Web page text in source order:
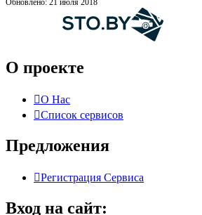
Обновлено: 21 июля 2018
О проекте
О Нас
Список сервисов
Предложения
Регистрация Сервиса
Вход на сайт: